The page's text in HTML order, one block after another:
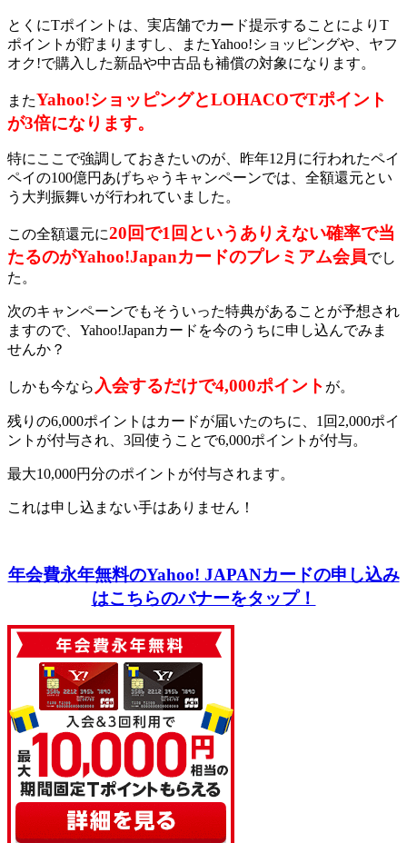
とくにTポイントは、実店舗でカード提示することによりT
ポイントが貯まりますし、またYahoo!ショッピングや、ヤフ
オク!で購入した新品や中古品も補償の対象になります。
またYahoo!ショッピングとLOHACOでTポイント
が3倍になります。
特にここで強調しておきたいのが、昨年12月に行われたペイ
ペイの100億円あげちゃうキャンペーンでは、全額還元とい
う大判振舞いが行われていました。
この全額還元に20回で1回というありえない確率で当
たるのがYahoo!Japanカードのプレミアム会員でし
た。
次のキャンペーンでもそういった特典があることが予想され
ますので、Yahoo!Japanカードを今のうちに申し込んでみま
せんか？
しかも今なら 入会するだけで4,000ポイント が。
残りの6,000ポイントはカードが届いたのちに、1回2,000ポイ
ントが付与され、3回使うことで6,000ポイントが付与。
最大10,000円分のポイントが付与されます。
これは申し込まない手はありません！
年会費永年無料のYahoo! JAPANカードの申し込み
はこちらのバナーをタップ！